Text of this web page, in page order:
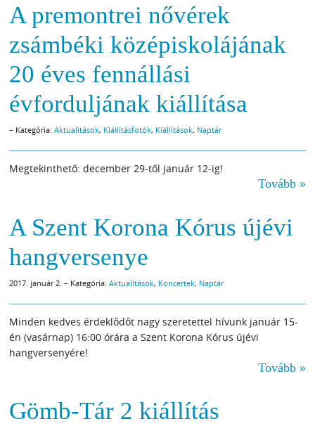
A premontrei nővérek
zsámbéki középiskolájának
20 éves fennállási
évforduljának kiállítása
– Kategória:Aktualitások, Kiállításfotók, Kiállítások, Naptár
Megtekinthető: december 29-től január 12-ig!
Tovább »
A Szent Korona Kórus újévi
hangversenye
2017. január 2. – Kategória:Aktualitások, Koncertek, Naptár
Minden kedves érdeklődőt nagy szeretettel hívunk január 15-
én (vasárnap) 16:00 órára a Szent Korona Kórus újévi
hangversenyére!
Tovább »
Gömb-Tár 2 kiállítás